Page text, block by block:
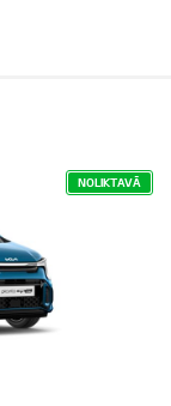
NOLIKTAVĀ